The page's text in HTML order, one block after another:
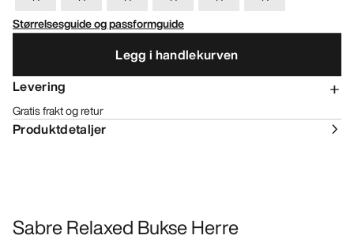
Størrelsesguide og passformguide
Legg i handlekurven
Levering
Gratis frakt og retur
Produktdetaljer
Sabre Relaxed Bukse Herre